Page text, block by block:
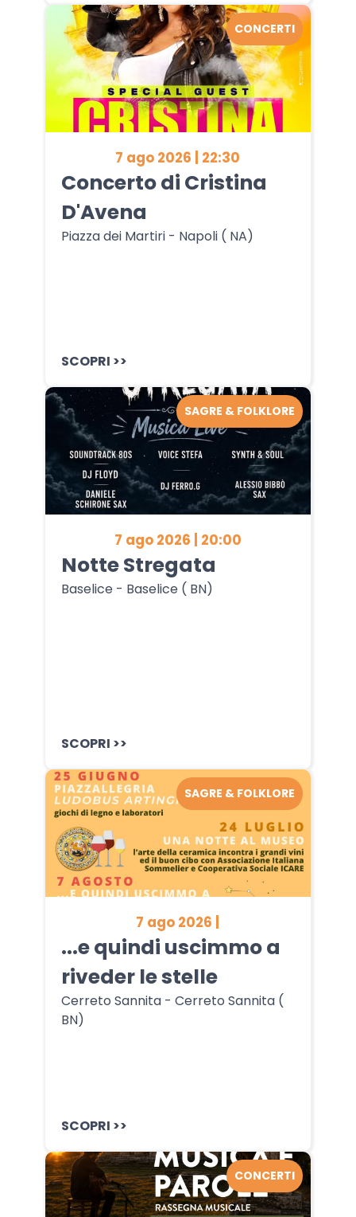
7 ago 2026 | 22:30
Concerto di Cristina
D'Avena
Piazza dei Martiri - Napoli ( NA)
SCOPRI >>
CONCERTI
7 ago 2026 | 20:00
Notte Stregata
Baselice - Baselice ( BN)
SCOPRI >>
SAGRE & FOLKLORE
7 ago 2026 |
...e quindi uscimmo a
riveder le stelle
Cerreto Sannita - Cerreto Sannita (
BN)
SCOPRI >>
SAGRE & FOLKLORE
CONCERTI